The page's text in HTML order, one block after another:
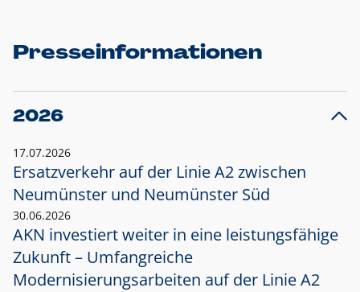
Presseinformationen
2026
17.07.2026
Ersatzverkehr auf der Linie A2 zwischen
Neumünster und Neumünster Süd
30.06.2026
AKN investiert weiter in eine leistungsfähige
Zukunft – Umfangreiche
Modernisierungsarbeiten auf der Linie A2